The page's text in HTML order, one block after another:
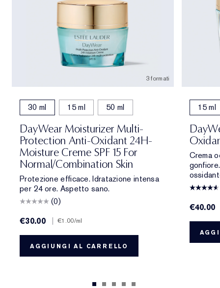
3 formati
30 ml 15 ml 50 ml
DayWear Moisturizer Multi-
Protection Anti-Oxidant 24H-
Moisture Creme SPF 15 For
Normal/Combination Skin
Protezione efficace. Idratazione intensa
per 24 ore. Aspetto sano.
(0)
€30.00
| €1.00/ml
AGGIUNGI AL CARRELLO
15 ml
Crema
€40.00